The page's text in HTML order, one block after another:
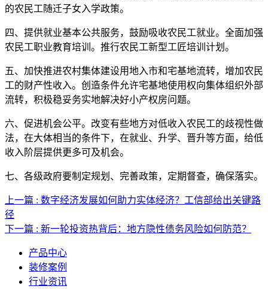
的农民工随迁子女入学政策。
四、提供就业基本公共服务，鼓励吸收农民工就业。全面加强
农民工职业教育培训。推行农民工新型工匠培训计划。
五、加快推进农村集体建设用地入市和宅基地流转，增加农民
工的财产性收入。创造条件允许宅基地使用权向集体组织外部
流转，积极稳妥务实地解决好小产权房问题。
六、促进机会公平。改变有些地方对低收入农民工的歧视性做
法，在大体相当的条件下，在就业、升学、晋升等方面，给低
收入阶层提供更多可及机会。
七、各级政府要制定规划、完善政策，定期督查，确保落实。
上一篇 : 数字经济发展如何助力实体经济？工信部给出关键路
径
下一篇 : 新一轮投资热背后：地方隐性债务风险如何防范？
产品中心
装修案例
行业资讯